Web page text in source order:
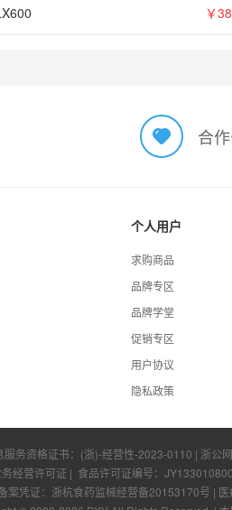
￥
合
个人用户
求购商品
品牌专区
品牌学堂
促销专区
用户协议
隐私政策
务资格证书： (浙)-经营性-2023-0110 | 浙公
经营许可证 | 食品许可证编号：
案凭证：浙杭食药监械经营备20153170号 |